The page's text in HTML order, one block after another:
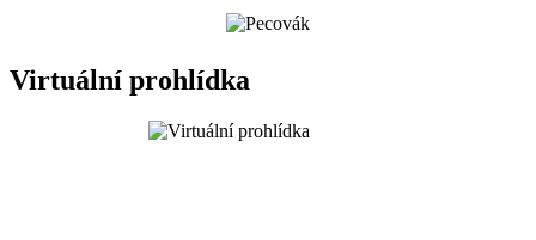
Virtuální prohlídka